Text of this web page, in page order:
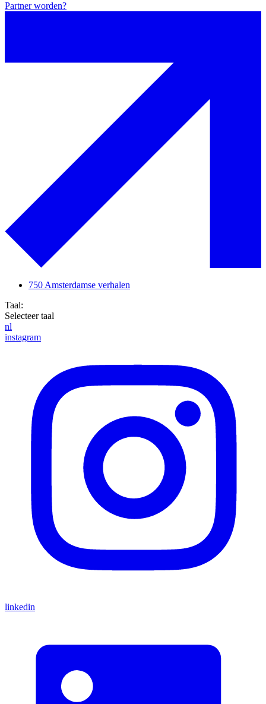
Partner worden?
750 Amsterdamse verhalen
Taal:
Selecteer taal
nl
instagram
linkedin